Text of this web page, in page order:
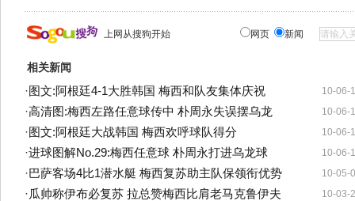
上网从搜狗开始 网页 新闻
相关新闻
10-06-
· 图文:阿根廷4-1大胜韩国 梅西和队友集体庆祝
10-06-
·高清图:梅西左路任意球传中 朴周永失误摆乌龙
10-06-
· 图文:阿根廷大战韩国 梅西欢呼球队得分
10-06-
·进球图解No.29:梅西任意球 朴周永打进乌龙球
10-05-
·巴萨客场4比1潜水艇 梅西复苏助主队保领衔优势
10-03-
·瓜帅称伊布必复苏 拉总赞梅西比肩老马克鲁伊夫